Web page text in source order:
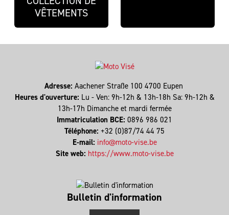
VÊTEMENTS
Adresse: Aachener Straße 100 4700 Eupen
Heures d'ouverture: Lu - Ven: 9h-12h & 13h-18h Sa: 9h-12h &
13h-17h Dimanche et mardi fermée
Immatriculation BCE: 0896 986 021
Téléphone: +32 (0)87/74 44 75
E-mail: info@moto-vise.be
Site web: https://www.moto-vise.be
Bulletin d'information